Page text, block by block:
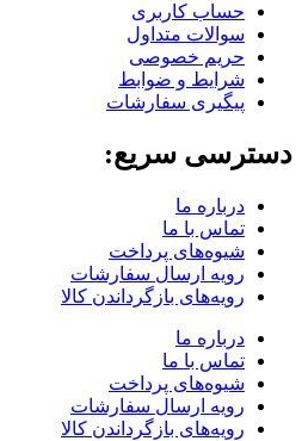
حساب کاربری
سوالات متداول
حریم خصوصی
شرایط و ضوابط
پیگیری سفارشات
دسترسی سریع:
درباره ما
تماس با ما
شیوه‌های پرداخت
رویه ارسال سفارشات
رویه‌های بازگرداندن کالا
درباره ما
تماس با ما
شیوه‌های پرداخت
رویه ارسال سفارشات
رویه‌های بازگرداندن کالا